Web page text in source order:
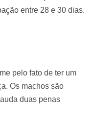
entre 28 e 30 dias.
pelo fato de ter um
Os machos são
duas penas